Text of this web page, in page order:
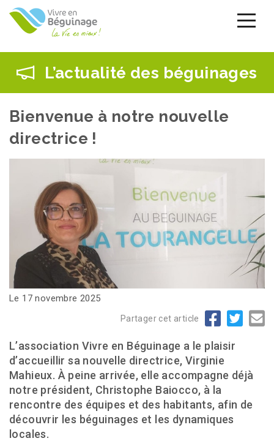
Aller
contenu
L’actualité des béguinages
Bienvenue à notre nouvelle
directrice !
Le 17 novembre 2025
Partager cet article
L’association Vivre en Béguinage a le plaisir
d’accueillir sa nouvelle directrice, Virginie
Mahieux. À peine arrivée, elle accompagne déjà
notre président, Christophe Baiocco, à la
rencontre des équipes et des habitants, afin de
découvrir les béguinages et les dynamiques
locales.